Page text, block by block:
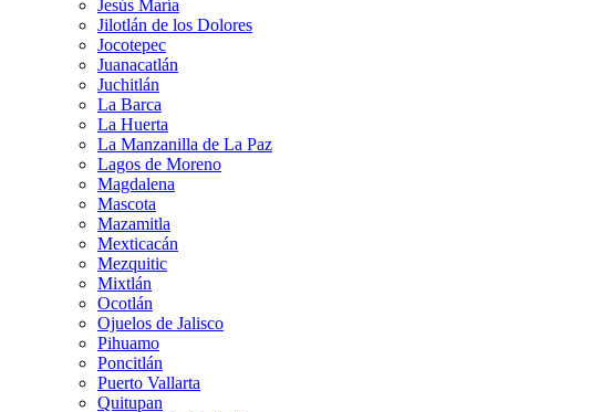
Jesús María
Jilotlán de los Dolores
Jocotepec
Juanacatlán
Juchitlán
La Barca
La Huerta
La Manzanilla de La Paz
Lagos de Moreno
Magdalena
Mascota
Mazamitla
Mexticacán
Mezquitic
Mixtlán
Ocotlán
Ojuelos de Jalisco
Pihuamo
Poncitlán
Puerto Vallarta
Quitupan